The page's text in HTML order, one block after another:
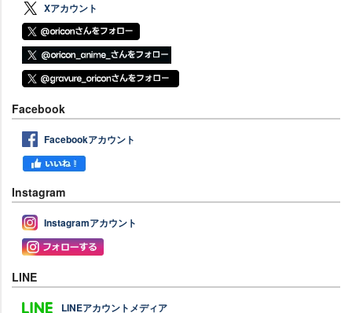
Xアカウント
Facebook
Facebookアカウント
Instagram
Instagramアカウント
LINE
LINEアカウントメディア